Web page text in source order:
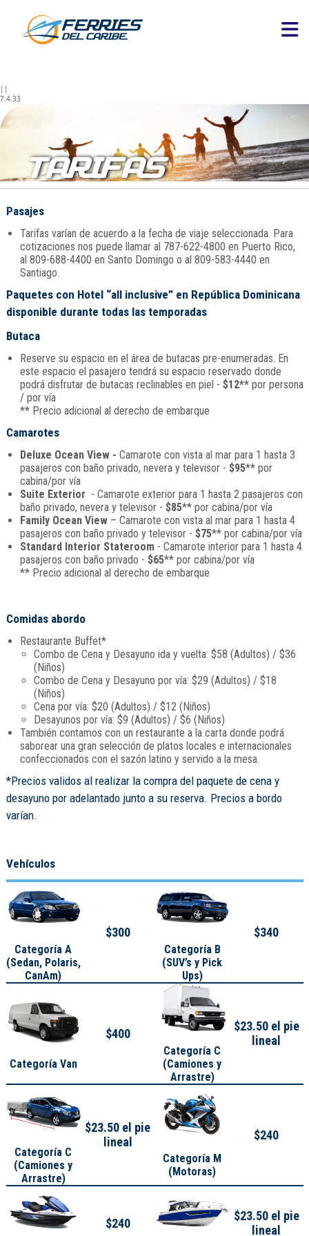
||
7.4.33
TARIFAS
Pasajes
Tarifas varían de acuerdo a la fecha de viaje seleccionada. Para
cotizaciones nos puede llamar al 787-622-4800 en Puerto Rico,
al 809-688-4400 en Santo Domingo o al 809-583-4440 en
Santiago.
Paquetes con Hotel “all inclusive” en República Dominicana
disponible durante todas las temporadas
Butaca
Reserve su espacio en el área de butacas pre-enumeradas. En
este espacio el pasajero tendrá su espacio reservado donde
podrá disfrutar de butacas reclinables en piel - $12**por persona
/ por vía
** Precio adicional al derecho de embarque
Camarotes
Deluxe Ocean View - Camarote con vista al mar para 1 hasta 3
pasajeros con baño privado, nevera y televisor - $95** por
cabina/por vía
Suite Exterior - Camarote exterior para 1 hasta 2 pasajeros con
baño privado, nevera y televisor - $85** por cabina/por vía
Family Ocean View– Camarote con vista al mar para 1 hasta 4
pasajeros con baño privado y televisor - $75** por cabina/por vía
Standard Interior Stateroom- Camarote interior para 1 hasta 4
pasajeros con baño privado - $65** por cabina/por vía
** Precio adicional al derecho de embarque
Comidas abordo
Restaurante Buffet*
Combo de Cena y Desayuno ida y vuelta: $58 (Adultos) / $36
(Niños)
Combo de Cena y Desayuno por vía: $29 (Adultos) / $18
(Niños)
Cena por vía: $20 (Adultos) / $12 (Niños)
Desayunos por vía: $9 (Adultos) / $6 (Niños)
También contamos con un restaurante a la carta donde podrá
saborear una gran selección de platos locales e internacionales
confeccionados con el sazón latino y servido a la mesa.
*Precios validos al realizar la compra del paquete de cena y
desayuno por adelantado junto a su reserva. Precios a bordo
varían.
Vehículos
Categoría A
(Sedan, Polaris,
CanAm)
$300
Categoría B
(SUV’s y Pick
Ups)
$340
Categoría Van
$400
Categoría C
(Camiones y
Arrastre)
$23.50 el pie
lineal
Categoría C
(Camiones y
Arrastre)
$23.50 el pie
lineal
Categoría M
(Motoras)
$240
$240
$23.50 el pie
lineal